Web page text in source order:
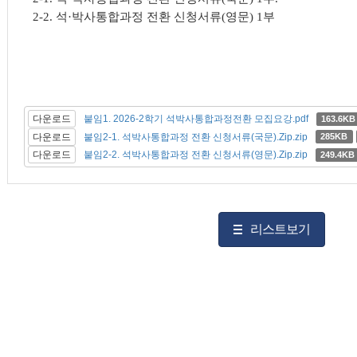
2-2. 석·박사통합과정 전환 신청서류(영문) 1부
다운로드 붙임1. 2026-2학기 석박사통합과정전환 모집요강.pdf 163.6KB
다운로드 붙임2-1. 석박사통합과정 전환 신청서류(국문).Zip.zip 285KB
다운로드 붙임2-2. 석박사통합과정 전환 신청서류(영문).Zip.zip 249.4KB
리스트보기